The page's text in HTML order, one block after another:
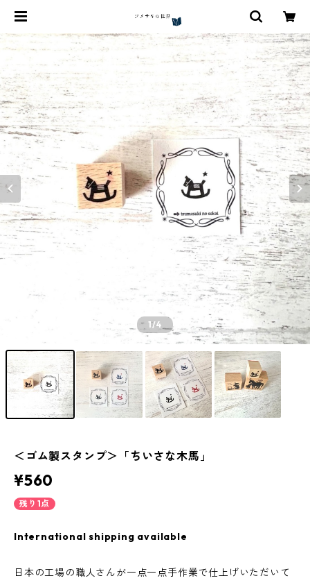
1/4
＜ゴム製スタンプ＞「ちいさな木馬」
¥560
残り1点
International shipping available
日本の工場の職人さんが一点一点手作業で仕上げいただいて